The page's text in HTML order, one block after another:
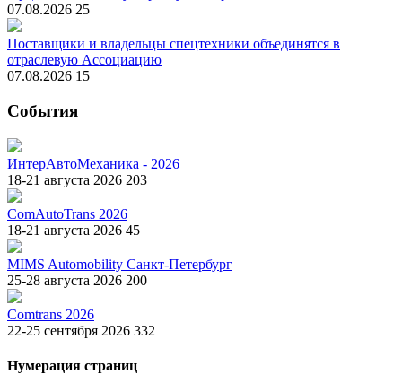
07.08.2026 25
Поставщики и владельцы спецтехники объединятся в
отраслевую Ассоциацию
07.08.2026 15
События
ИнтерАвтоМеханика - 2026
18-21 августа 2026 203
ComAutoTrans 2026
18-21 августа 2026 45
MIMS Automobility Санкт-Петербург
25-28 августа 2026 200
Comtrans 2026
22-25 сентября 2026 332
Нумерация страниц